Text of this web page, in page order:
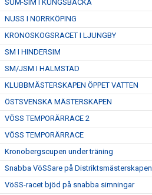
SUM-SIM I KUNGSBACKA
NUSS I NORRKÖPING
KRONOSKOGSRACET I LJUNGBY
SM I HINDERSIM
SM/JSM I HALMSTAD
KLUBBMÄSTERSKAPEN ÖPPET VATTEN
ÖSTSVENSKA MÄSTERSKAPEN
VÖSS TEMPORÄRRACE 2
VÖSS TEMPORÄRRACE
Kronobergscupen under träning
Snabba VöSSare på Distriktsmästerskapen
VöSS-racet bjöd på snabba simningar